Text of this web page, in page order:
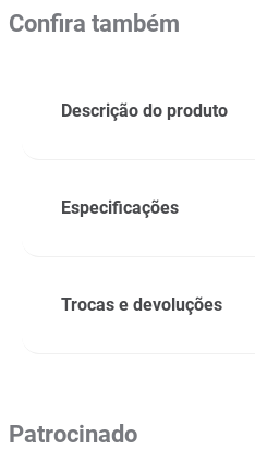
Confira também
Descrição do produto
Especificações
Trocas e devoluções
Patrocinado